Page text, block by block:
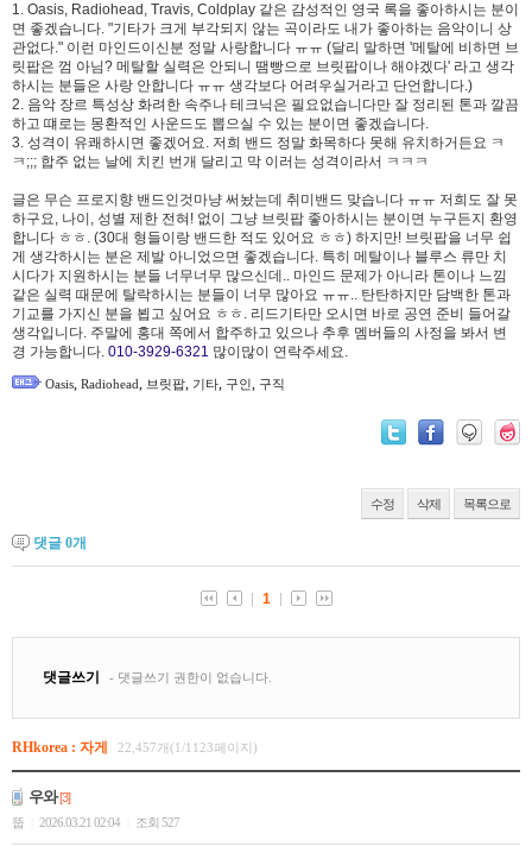
1. Oasis, Radiohead, Travis, Coldplay 같은 감성적인 영국 록을 좋아하시는 분이
면 좋겠습니다. "기타가 크게 부각되지 않는 곡이라도 내가 좋아하는 음악이니 상
관없다." 이런 마인드이신분 정말 사랑합니다 ㅠㅠ (달리 말하면 '메탈에 비하면 브
릿팝은 껌 아님? 메탈할 실력은 안되니 땜빵으로 브릿팝이나 해야겠다' 라고 생각
하시는 분들은 사랑 안합니다 ㅠㅠ 생각보다 어려우실거라고 단언합니다.)
2. 음악 장르 특성상 화려한 속주나 테크닉은 필요없습니다만 잘 정리된 톤과 깔끔
하고 떄로는 몽환적인 사운드도 뽑으실 수 있는 분이면 좋겠습니다.
3. 성격이 유쾌하시면 좋겠어요. 저희 밴드 정말 화목하다 못해 유치하거든요 ㅋ
ㅋ;;; 합주 없는 날에 치킨 번개 달리고 막 이러는 성격이라서 ㅋㅋㅋ
글은 무슨 프로지향 밴드인것마냥 써놨는데 취미밴드 맞습니다 ㅠㅠ 저희도 잘 못
하구요, 나이, 성별 제한 전혀! 없이 그냥 브릿팝 좋아하시는 분이면 누구든지 환영
합니다 ㅎㅎ. (30대 형들이랑 밴드한 적도 있어요 ㅎㅎ) 하지만! 브릿팝을 너무 쉽
게 생각하시는 분은 제발 아니었으면 좋겠습니다. 특히 메탈이나 블루스 류만 치
시다가 지원하시는 분들 너무너무 많으신데.. 마인드 문제가 아니라 톤이나 느낌
같은 실력 때문에 탈락하시는 분들이 너무 많아요 ㅠㅠ.. 탄탄하지만 담백한 톤과
기교를 가지신 분을 뵙고 싶어요 ㅎㅎ. 리드기타만 오시면 바로 공연 준비 들어갈
생각입니다. 주말에 홍대 쪽에서 합주하고 있으나 추후 멤버들의 사정을 봐서 변
경 가능합니다. 010-3929-6321 많이많이 연락주세요.
Oasis, Radiohead, 브릿팝, 기타, 구인, 구직
수정 삭제 목록으로
댓글 0개
RHkorea : 자게 22,457개(1/1123페이지)
우와[3]
뚭
2026.03.21 02:04 조회 527